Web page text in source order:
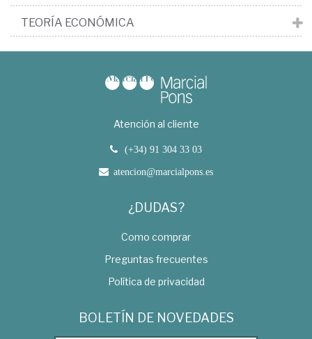
TEORÍA ECONÓMICA
Atención al cliente
(+34) 91 304 33 03
atencion@marcialpons.es
¿DUDAS?
Como comprar
Preguntas frecuentes
Política de privacidad
BOLETÍN DE NOVEDADES